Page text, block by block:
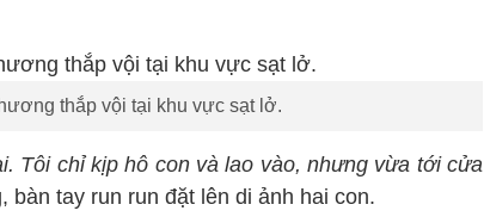
thắp vội tại khu vực sạt lở.
Tôi chỉ kịp hô con và lao vào, nhưng vừa tới cửa
bàn tay run run đặt lên di ảnh hai con.